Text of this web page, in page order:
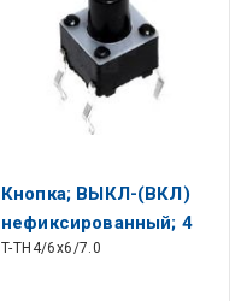
Кнопкa; ВЫКЛ-(ВКЛ)
нефиксированный; 4
контакта; 0,05 А/12 В
T-TH4/6x6/7.0